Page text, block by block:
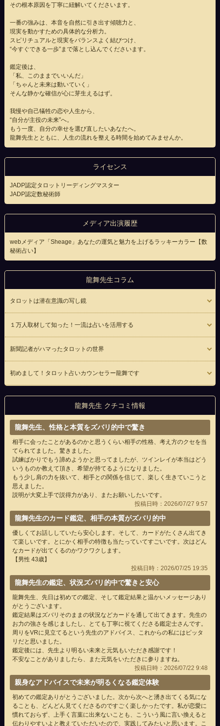
その根本原因を丁寧に紐解いてくださいます。
一番の強みは、本音を自然に引き出す傾聴力と、
現実を動かすための具体的な分析力。
スピリチュアルと現実をバランスよく結びつけ、
“今すぐできる一歩”まで落とし込んでくださいます。
鑑定後は、
「私、このままでいいんだ」
「ちゃんと未来は動いていく」
そんな静かな確信が心に芽生えるはず。
我慢や自己犠牲の恋や人生から、
“自分が主役の未来”へ。
もう一度、自分の幸せを選び直したいあなたへ。
龍舞先生とともに、人生の流れを整える時間を始めてみませんか。
ライセンス
JADP認定タロットリーディングマスター
JADP認定数秘術師
メディア出演履歴
webメディア「Sheage」あなたの運気と魅力を上げるラッキーカラー【数
秘術占い】
龍舞先生コラム
タロットは潜在意識の写し鏡
１万人取材して知った！一流は占いを活用する
新聞記者がハマったタロットの世界
初めまして！タロット占いカウンセラー龍舞です
龍舞先生 クチコミ情報
龍舞先生、性格と本質をズバリ的中で驚き
相手に会ったことがあるのかと思うくらい相手の性格、考え方のクセを当
てられてました。驚きました。
試練ばかりでもう諦めようかと思ってましたが、ツインレイが本当はどう
いうものか教えて頂き、希望が持てるようになりました。
もう少し肩の力を抜いて、相手との関係を信じて、楽しく生きていこうと
思えました。
説明が大変上手で説得力があり、またお願いしたいです。
投稿日時：2026/07/27 9:57
龍舞先生のカード鑑定、相手の本質がズバリ的中
優しくてお話ししていたら安心します。そして、カードがたくさん出てき
て楽しいです。とにかく相手の特徴も当たっていてすごいです。次はどん
なカードが出てくるのかワクワクします。
【男性 43歳】
投稿日時：2026/07/25 19:35
龍舞先生の鑑定、状況ズバリ的中で驚きと安心
龍舞先生、先日は初めての鑑定、そして鑑定結果と温かいメッセージあり
がとうございます。
鑑定結果はズバリそのままの状況などカードを通して出てきます。先生の
お力の強さを感じましたし、とても丁寧に視てくださる鑑定士さんです。
周りをVRに見立てるという先生のアドバイス、これからの私にはピッタ
リだと思いました。
鑑定後には、先生より明るい未来と元気もいただき感謝です！
不安なことがありましたら、また元気をいただきに参りますね。
投稿日時：2026/07/22 9:48
親身なアドバイスで未来が明るくなる鑑定体験
初めての鑑定ありがとうございました。次から次へと湧き出てくる気にな
ることも、どんどん見てくださるのですごく楽しかったです。私が恋愛に
慣れておらず、上手く言葉に出来ないことも、こういう風に言い換えると
伝わりやすいよと教えていただいたので、実践してみたいと思います。こ